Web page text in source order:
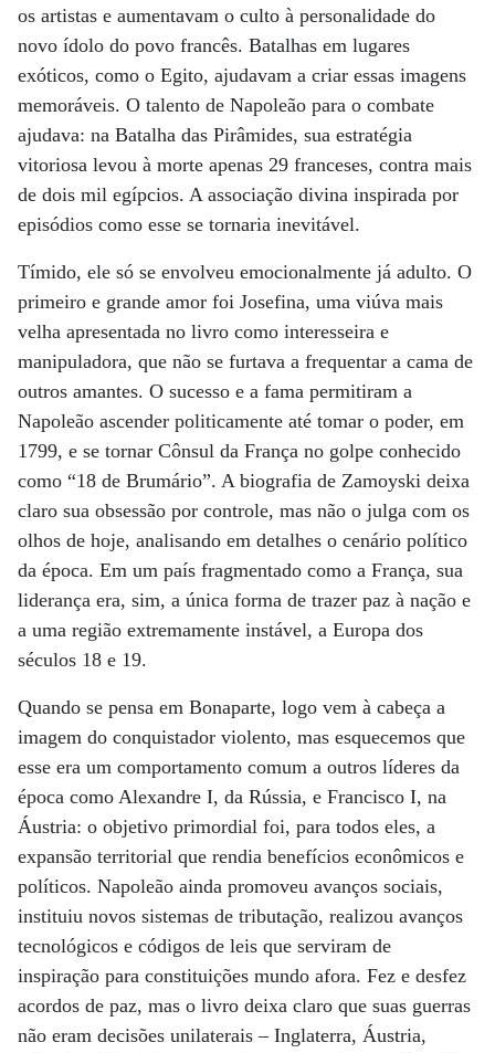
os artistas e aumentavam o culto à personalidade do
novo ídolo do povo francês. Batalhas em lugares
exóticos, como o Egito, ajudavam a criar essas imagens
memoráveis. O talento de Napoleão para o combate
ajudava: na Batalha das Pirâmides, sua estratégia
vitoriosa levou à morte apenas 29 franceses, contra mais
de dois mil egípcios. A associação divina inspirada por
episódios como esse se tornaria inevitável.
Tímido, ele só se envolveu emocionalmente já adulto. O
primeiro e grande amor foi Josefina, uma viúva mais
velha apresentada no livro como interesseira e
manipuladora, que não se furtava a frequentar a cama de
outros amantes. O sucesso e a fama permitiram a
Napoleão ascender politicamente até tomar o poder, em
1799, e se tornar Cônsul da França no golpe conhecido
como “18 de Brumário”. A biografia de Zamoyski deixa
claro sua obsessão por controle, mas não o julga com os
olhos de hoje, analisando em detalhes o cenário político
da época. Em um país fragmentado como a França, sua
liderança era, sim, a única forma de trazer paz à nação e
a uma região extremamente instável, a Europa dos
séculos 18 e 19.
Quando se pensa em Bonaparte, logo vem à cabeça a
imagem do conquistador violento, mas esquecemos que
esse era um comportamento comum a outros líderes da
época como Alexandre I, da Rússia, e Francisco I, na
Áustria: o objetivo primordial foi, para todos eles, a
expansão territorial que rendia benefícios econômicos e
políticos. Napoleão ainda promoveu avanços sociais,
instituiu novos sistemas de tributação, realizou avanços
tecnológicos e códigos de leis que serviram de
inspiração para constituições mundo afora. Fez e desfez
acordos de paz, mas o livro deixa claro que suas guerras
não eram decisões unilaterais – Inglaterra, Áustria,